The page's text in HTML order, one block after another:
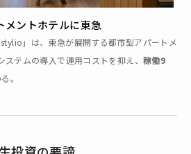
ントホテルに――東急
」は、東急が展開する都市型アパートメ
テムの導入で運用コストを抑え、 稼働9
。